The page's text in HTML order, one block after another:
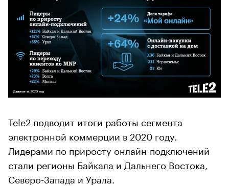
Tele2 подводит итоги работы сегмента
электронной коммерции в 2020 году.
Лидерами по приросту онлайн-подключений
стали регионы Байкала и Дальнего Востока,
Северо-Запада и Урала.